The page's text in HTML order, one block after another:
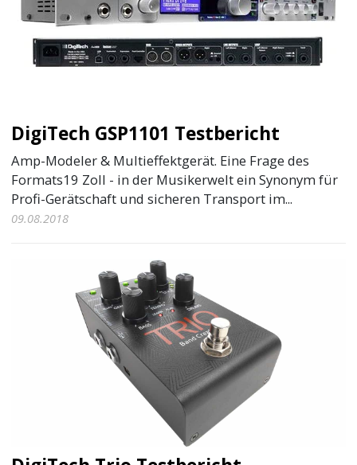
DigiTech GSP1101 Testbericht
Amp-Modeler & Multieffektgerät. Eine Frage des
Formats19 Zoll - in der Musikerwelt ein Synonym für
Profi-Gerätschaft und sicheren Transport im...
09.08.2018